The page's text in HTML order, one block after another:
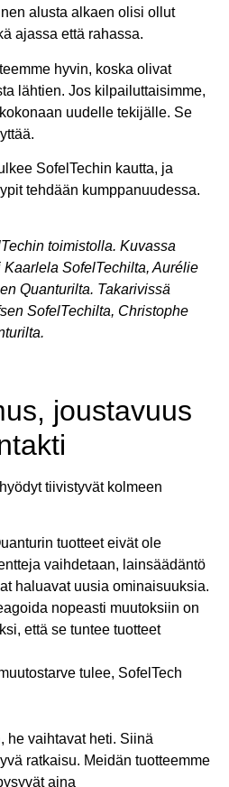
alusta alkaen olisi ollut
ajassa että rahassa.
hyvin, koska olivat
lähtien. Jos kilpailuttaisimme,
uudelle tekijälle. Se
SofelTechin kautta, ja
tehdään kumppanuudessa.
toimistolla. Kuvassa
SofelTechilta, Aurélie
Quanturilta. Takarivissä
SofelTechilta, Christophe
joustavuus
tiivistyvät kolmeen
tuotteet eivät ole
vaihdetaan, lainsäädäntö
haluavat uusia ominaisuuksia.
nopeasti muutoksiin on
että se tuntee tuotteet
tulee, SofelTech
he vaihtavat heti. Siinä
ratkaisu. Meidän tuotteemme
aina